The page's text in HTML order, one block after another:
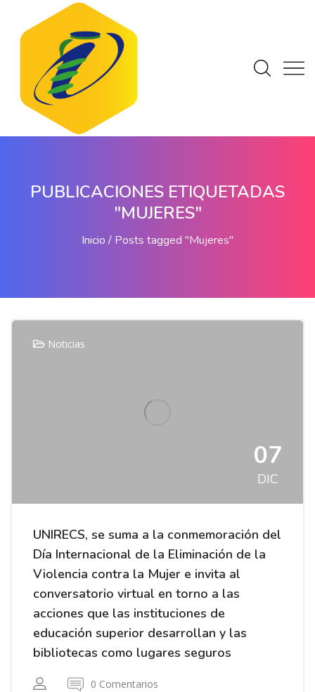
PUBLICACIONES ETIQUETADAS
"MUJERES"
Inicio Posts tagged "Mujeres"
Noticias
07
DIC
UNIRECS, se suma a la conmemoración del
Día Internacional de la Eliminación de la
Violencia contra la Mujer e invita al
conversatorio virtual en torno a las
acciones que las instituciones de
educación superior desarrollan y las
bibliotecas como lugares seguros
0 Comentarios